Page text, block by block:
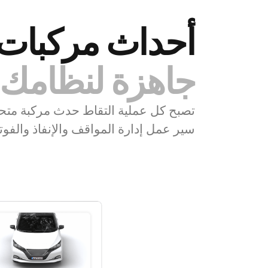
أحداث
جاهزة لنظامك
تصبح كل عملية التقاط حدث مركبة
سير عمل إدارة المواقف والإنفاذ